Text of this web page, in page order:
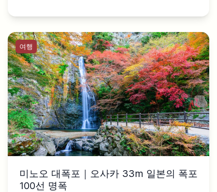
여행
미노오 대폭포｜오사카 33m 일본의 폭포
100선 명폭